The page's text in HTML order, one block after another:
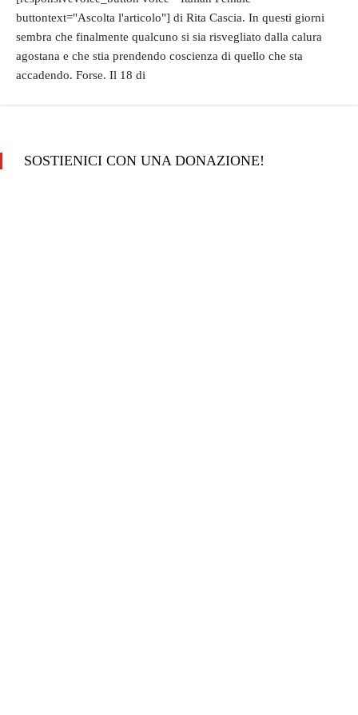
buttontext="Ascolta l'articolo"] di Rita Cascia. In questi giorni
sembra che finalmente qualcuno si sia risvegliato dalla calura
agostana e che stia prendendo coscienza di quello che sta
accadendo. Forse. Il 18 di
SOSTIENICI CON UNA DONAZIONE!